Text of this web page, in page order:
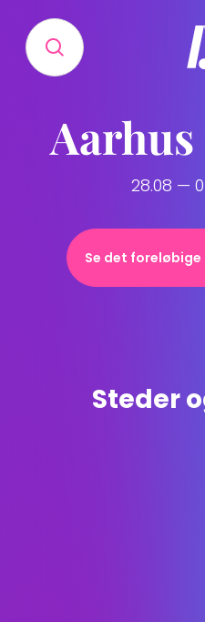
Aarhus
28.08 —
Se det
Steder